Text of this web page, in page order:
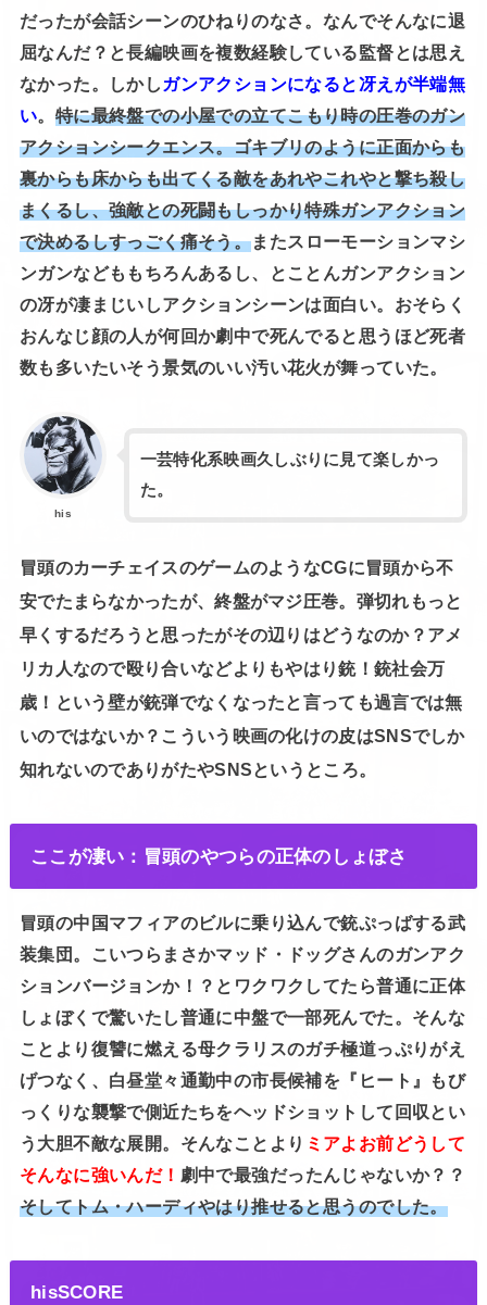
だったが会話シーンのひねりのなさ。なんでそんなに退
屈なんだ？と長編映画を複数経験している監督とは思え
なかった。しかし ガンアクションになると冴えが半端無
い。 特に最終盤での小屋での立てこもり時の圧巻のガン
アクションシークエンス。ゴキブリのように正面からも
裏からも床からも出てくる敵をあれやこれやと撃ち殺し
まくるし、強敵との死闘もしっかり特殊ガンアクション
で決めるしすっごく痛そう。またスローモーションマシ
ンガンなどももちろんあるし、とことんガンアクション
の冴が凄まじいしアクションシーンは面白い。おそらく
おんなじ顔の人が何回か劇中で死んでると思うほど死者
数も多いたいそう景気のいい汚い花火が舞っていた。
his
一芸特化系映画久しぶりに見て楽しかっ
た。
冒頭のカーチェイスのゲームのようなCGに冒頭から不
安でたまらなかったが、終盤がマジ圧巻。弾切れもっと
早くするだろうと思ったがその辺りはどうなのか？アメ
リカ人なので殴り合いなどよりもやはり銃！銃社会万
歳！という壁が銃弾でなくなったと言っても過言では無
いのではないか？こういう映画の化けの皮はSNSでしか
知れないのでありがたやSNSというところ。
ここが凄い：冒頭のやつらの正体のしょぼさ
冒頭の中国マフィアのビルに乗り込んで銃ぷっばする武
装集団。こいつらまさかマッド・ドッグさんのガンアク
ションバージョンか！？とワクワクしてたら普通に正体
しょぼくで驚いたし普通に中盤で一部死んでた。そんな
ことより復讐に燃える母クラリスのガチ極道っぷりがえ
げつなく、白昼堂々通勤中の市長候補を『ヒート』もび
っくりな襲撃で側近たちをヘッドショットして回収とい
う大胆不敵な展開。そんなことより ミアよお前どうして
そんなに強いんだ！ 劇中で最強だったんじゃないか？？
そしてトム・ハーディやはり推せると思うのでした。
hisSCORE